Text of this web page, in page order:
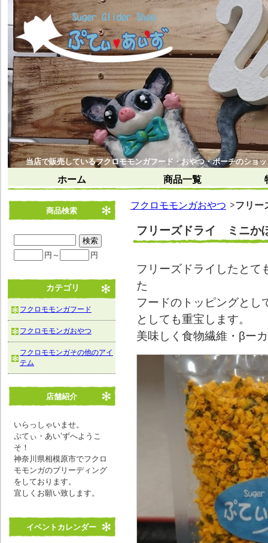
当店で販売しているフクロモモンガフード・おやつ・ポーチのショ
ホーム 商品一覧
フクロモモンガおやつ フリ
フリーズドライ ミニか
フリーズドライしたとて
た
フードのトッピングとし
としても重宝します。
美味しく食物繊維・βー
商品検索
円～ 円
カテゴリ
フクロモモンガフード
フクロモモンガおやつ
フクロモモンガその他のアイ
テム
店舗紹介
いらっしゃいませ。
ぷてぃ・あい’ずへようこ
そ！
神奈川県相模原市でフクロ
モモンガのブリーディング
をしております。
宜しくお願い致します。
イベントカレンダー